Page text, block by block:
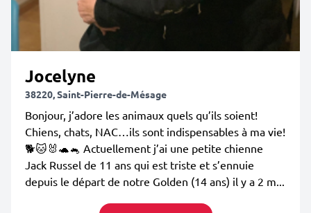
Jocelyne
38220, Saint-Pierre-de-Mésage
Bonjour, j’adore les animaux quels qu’ils soient!
Chiens, chats, NAC…ils sont indispensables à ma vie!
🐕🐱🐰🐢🐁 Actuellement j’ai une petite chienne
Jack Russel de 11 ans qui est triste et s’ennuie
depuis le départ de notre Golden (14 ans) il y a 2 m...